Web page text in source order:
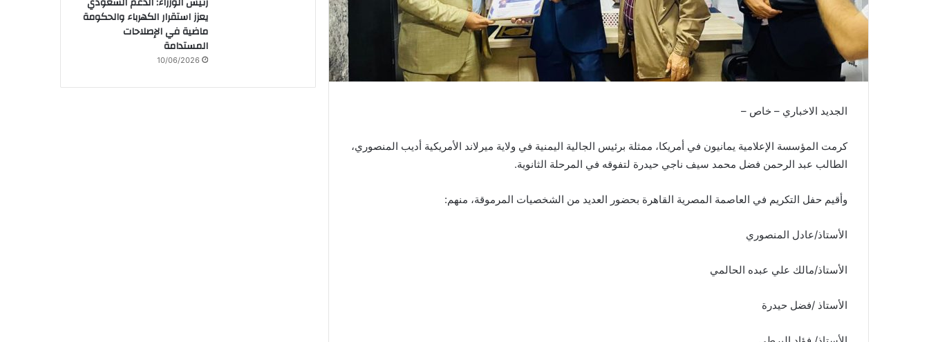
الجديد الاخباري – خاص –
كرمت المؤسسة الإعلامية يمانيون في أمريكا، ممثلة برئيس الجالية اليمنية في ولاية ميرلاند الأمريكية أديب المنصوري،
الطالب عبد الرحمن فضل محمد سيف ناجي حيدرة لتفوقه في المرحلة الثانوية.
وأقيم حفل التكريم في العاصمة المصرية القاهرة بحضور العديد من الشخصيات المرموقة، منهم:
الأستاذ/عادل المنصوري
الأستاذ/مالك علي عبده الحالمي
الأستاذ /فضل حيدرة
يعزز استقرار الكهرباء والحكومة
ماضية في الإصلاحات
المستدامة
10/06/2026